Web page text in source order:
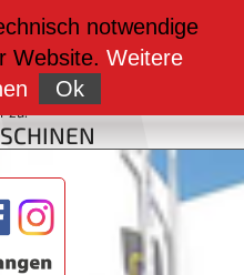
zu:
zu:
notwendige
Website. Weitere
Ok